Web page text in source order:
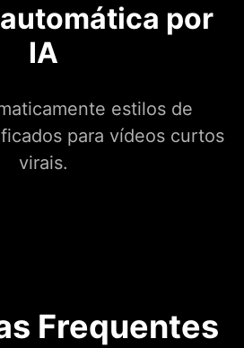
por
IA
estilos de
para vídeos curtos
virais.
Frequentes